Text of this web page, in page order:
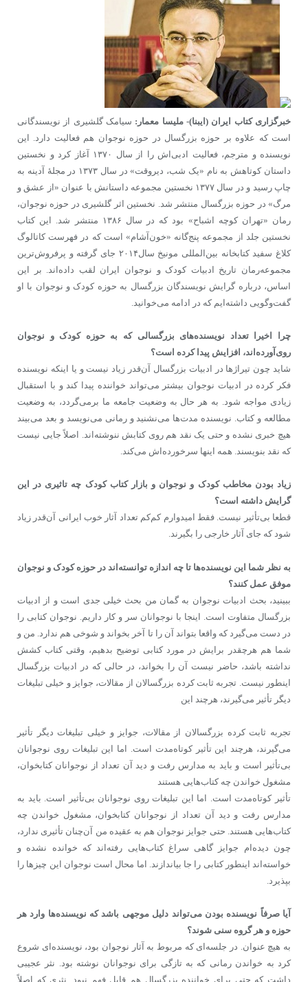
خبرگزاری کتاب ایران (ایبنا)- ملیسا معمار: سیامک گلشیری از نویسندگانی
است که علاوه بر حوزه بزرگسال در حوزه نوجوان هم فعالیت دارد. این
نویسنده و مترجم، فعالیت ادبی‌اش را از سال ۱۳۷۰ آغاز کرد و نخستین
داستان کوتاهش به نام «یک شب، دیروقت» در سال ۱۳۷۳ در مجلهٔ آدینه به
چاپ رسید و در سال ۱۳۷۷ نخستین مجموعه ‌داستانش با عنوان «از عشق و
مرگ» در حوزه بزرگسال منتشر شد. نخستین اثر گلشیری در حوزه نوجوان،
رمان «تهران کوچه اشباح» بود که در سال ۱۳۸۶ منتشر شد. این کتاب
نخستین جلد از مجموعه پنج‌گانه‌ «خون‌آشام» است که در فهرست کاتالوگ
کلاغ سفید کتابخانه‌ بین‌المللی مونیخ سال۲۰۱۴ جای گرفته و پرفروش‌ترین
مجموعه‌رمان تاریخ ادبیات کودک و نوجوان ایران لقب داده‌اند. بر این
اساس، درباره گرایش نویسندگان بزرگسال به حوزه کودک و نوجوان با او
گفت‌وگویی داشته‌ایم که در ادامه می‌خوانید.
چرا اخیرا تعداد نویسنده‌های بزرگسالی که به حوزه کودک و نوجوان
روی‌آورده‌اند، افزایش پیدا کرده است؟
شاید چون تیراژها در ادبیات بزرگسال آن‌قدر زیاد نیست و یا اینکه نویسنده
فکر کرده در ادبیات نوجوان بیشتر می‌تواند خواننده پیدا کند و با استقبال
زیادی مواجه شود. به هر حال به وضعیت جامعه‌ ما برمی‌گردد، به وضعیت
مطالعه و کتاب. نویسنده مدت‌ها می‌نشنید و رمانی می‌نویسد و بعد می‌بیند
هیچ خبری نشده و حتی یک نقد هم روی کتابش ننوشته‌اند. اصلاً جایی نیست
که نقد بنویسند. همه‌ اینها سرخورده‌اش می‌کند.
زیاد بودن مخاطب کودک و نوجوان و بازار کتاب کودک چه تاثیری در این
گرایش داشته است؟
قطعا بی‌تأثیر نیست. فقط امیدوارم کم‌کم تعداد آثار خوب ایرانی آن‌قدر زیاد
شود که جای آثار خارجی را بگیرند.
به نظر شما این نویسنده‌ها تا چه اندازه توانسته‌اند در حوزه کودک و نوجوان
موفق عمل کنند؟
ببینید، بحث ادبیات نوجوان به گمان من بحث خیلی جدی است و از ادبیات
بزرگسال متفاوت است. اینجا با نوجوانان سر و کار داریم.
نوجوان کتابی را
در دست می‌گیرد که واقعا بتواند آن را تا آخر بخواند و شوخی هم ندارد. من و
شما هم هرچقدر برایش در مورد کتابی توضیح بدهیم، وقتی کتاب کشش
نداشته باشد، حاضر نیست آن را بخواند، در حالی که در ادبیات بزرگسال
اینطور نیست. تجربه ثابت کرده بزرگسالان از مقالات، جوایز و خیلی تبلیغات
دیگر تأثیر می‌گیرند، هرچند این
تجربه ثابت کرده بزرگسالان از مقالات، جوایز و خیلی تبلیغات دیگر تأثیر
می‌گیرند، هرچند این تأثیر کوتاه‌مدت است. اما این تبلیغات روی نوجوانان
بی‌تأثیر است و باید به مدارس رفت و دید آن تعداد از نوجوانان کتابخوان،
مشغول خواندن چه کتاب‌هایی هستند
تأثیر کوتاه‌مدت است. اما این تبلیغات روی نوجوانان بی‌تأثیر است. باید به
مدارس رفت و دید آن تعداد از نوجوانان کتابخوان، مشغول خواندن چه
کتاب‌هایی هستند. حتی جوایز نوجوان هم به عقیده‌ من آن‌چنان تأثیری ندارد،
چون دیده‌ام جوایز گاهی سراغ کتاب‌هایی رفته‌اند که خوانده نشده و
خواسته‌اند اینطور کتابی را جا بیاندازند. اما محال است نوجوان این چیزها را
بپذیرد.
آیا صرفاً نویسنده بودن می‌تواند دلیل موجهی باشد که نویسنده‌ها وارد هر
حوزه و هر گروه سنی شوند؟
به هیچ عنوان. در جلسه‌ای که مربوط به آثار نوجوان بود، نویسنده‌ای شروع
کرد به خواندن رمانی که به تازگی برای نوجوانان نوشته بود. نثر عجیبی
داشت که حتی برای خواننده‌ بزرگسال هم قابل فهم نبود. نثری که اصلاً